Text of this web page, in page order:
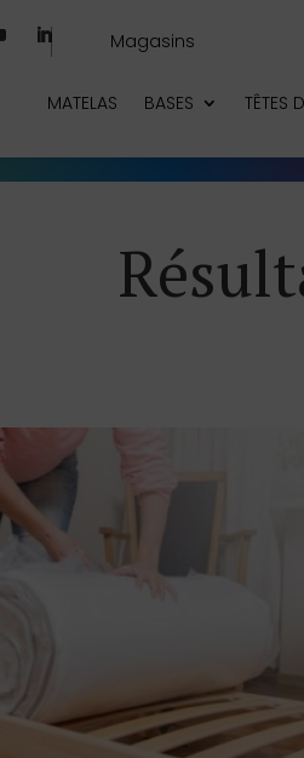
Magasins
MATELAS BASES TÊTES